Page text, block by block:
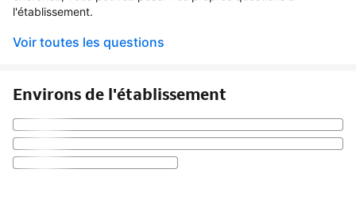
l'établissement.
Voir toutes les questions
Environs de l'établissement